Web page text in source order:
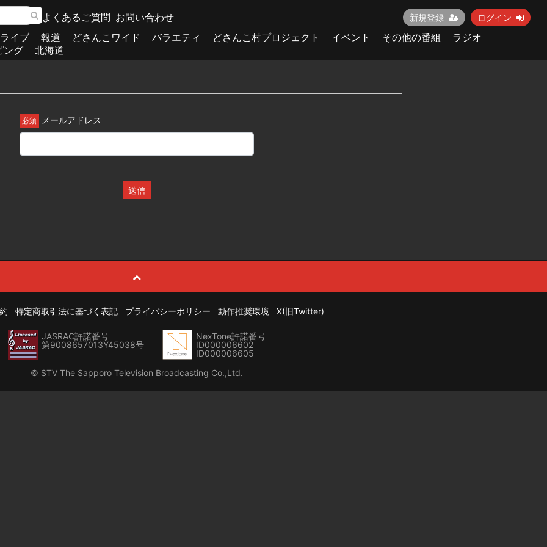
よくあるご質問 お問い合わせ 新規登録 ログイン
イブ 報道 どさんこワイド バラエティ どさんこ村プロジェクト イベント その他の番組
ラジオ
ング
北海道
メールアドレス
送信
特定商取引法に基づく表記 プライバシーポリシー 動作推奨環境 X(旧Twitter)
JASRAC許諾番号
第9008657013Y45038号
NexTone許諾番号
ID000006602
ID000006605
© STV The Sapporo Television Broadcasting Co.,Ltd.